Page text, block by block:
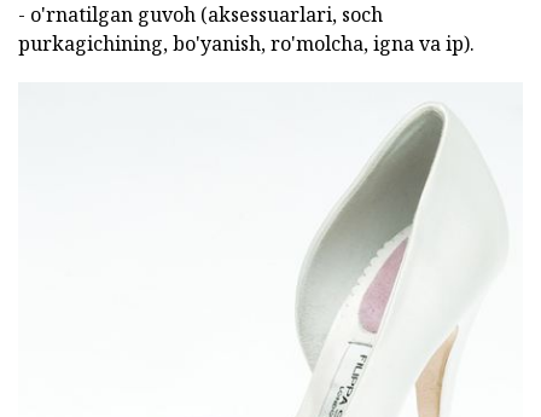
- o'rnatilgan guvoh (aksessuarlari, soch
purkagichining, bo'yanish, ro'molcha, igna va ip).